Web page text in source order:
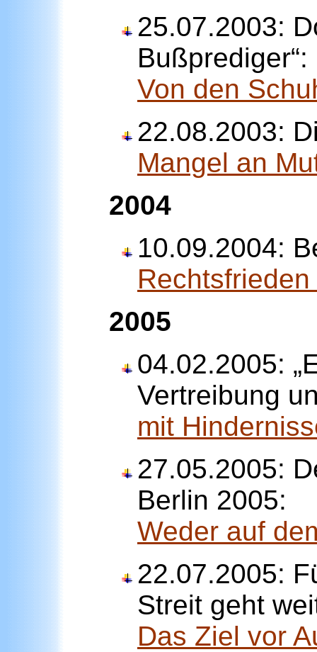
25.07.2003:
Bußprediger“:
Von den
22.08.2003:
Mangel an
2004
10.09.2004:
2005
04.02.2005:
Vertreibung
mit
27.05.2005:
Berlin 2005:
Weder auf
22.07.2005:
Streit geht
Das Ziel vor